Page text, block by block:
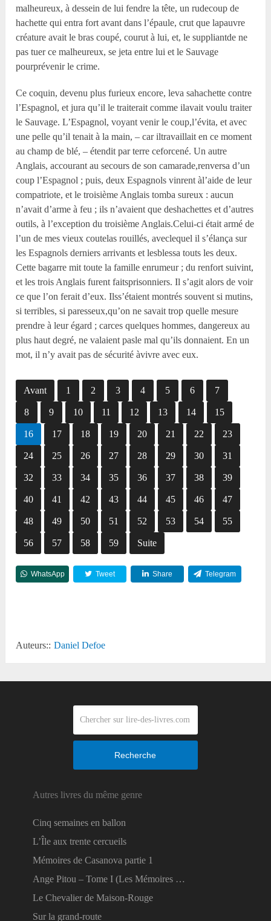
malheureux, à dessein de lui fendre la tête, un rudecoup de
hachette qui entra fort avant dans l’épaule, crut que lapauvre
créature avait le bras coupé, courut à lui, et, le suppliantde ne
pas tuer ce malheureux, se jeta entre lui et le Sauvage
pourprévenir le crime.
Ce coquin, devenu plus furieux encore, leva sahachette contre
l’Espagnol, et jura qu’il le traiterait comme ilavait voulu traiter
le Sauvage. L’Espagnol, voyant venir le coup,l’évita, et avec
une pelle qu’il tenait à la main, – car iltravaillait en ce moment
au champ de blé, – étendit par terre ceforcené. Un autre
Anglais, accourant au secours de son camarade,renversa d’un
coup l’Espagnol ; puis, deux Espagnols vinrent àl’aide de leur
compatriote, et le troisième Anglais tomba sureux : aucun
n’avait d’arme à feu ; ils n’avaient que deshachettes et d’autres
outils, à l’exception du troisième Anglais.Celui-ci était armé de
l’un de mes vieux coutelas rouillés, aveclequel il s’élança sur
les Espagnols derniers arrivants et lesblessa touts les deux.
Cette bagarre mit toute la famille enrumeur ; du renfort suivint,
et les trois Anglais furent faitsprisonniers. Il s’agit alors de voir
ce que l’on ferait d’eux. Ilss’étaient montrés souvent si mutins,
si terribles, si paresseux,qu’on ne savait trop quelle mesure
prendre à leur égard ; carces quelques hommes, dangereux au
plus haut degré, ne valaient pasle mal qu’ils donnaient. En un
mot, il n’y avait pas de sécurité àvivre avec eux.
Avant 1 2 3 4 5 6 7
8 9 10 11 12 13 14 15
16 17 18 19 20 21 22 23
24 25 26 27 28 29 30 31
32 33 34 35 36 37 38 39
40 41 42 43 44 45 46 47
48 49 50 51 52 53 54 55
56 57 58 59 Suite
WhatsApp Tweet Share Telegram
Auteurs:: Daniel Defoe
Recherche
Autres livres du même genre
Cinq semaines en ballon
L’Île aux trente cercueils
Mémoires de Casanova partie 1
Ange Pitou – Tome I (Les Mémoires …
Le Chevalier de Maison-Rouge
Sur la grand-route